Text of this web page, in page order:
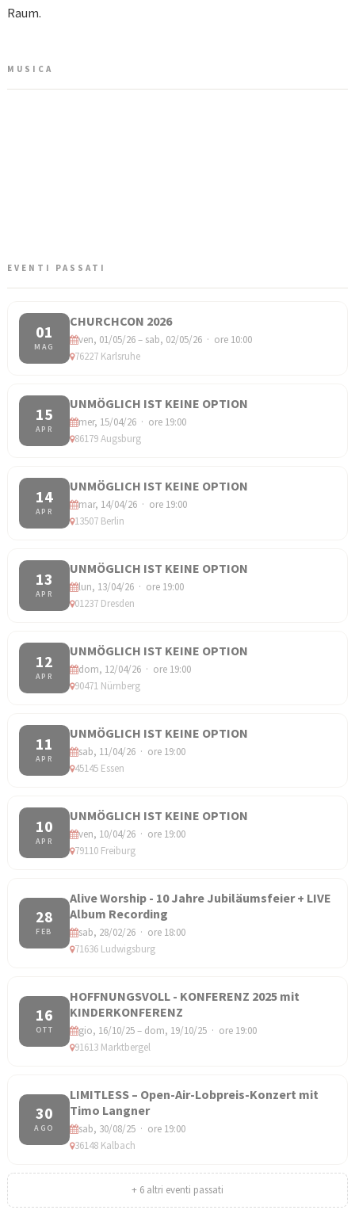
Raum.
MUSICA
EVENTI PASSATI
01
MAG
CHURCHCON 2026
ven, 01/05/26 – sab, 02/05/26 · ore 10:00
76227 Karlsruhe
15
APR
UNMÖGLICH IST KEINE OPTION
mer, 15/04/26 · ore 19:00
86179 Augsburg
14
APR
UNMÖGLICH IST KEINE OPTION
mar, 14/04/26 · ore 19:00
13507 Berlin
13
APR
UNMÖGLICH IST KEINE OPTION
lun, 13/04/26 · ore 19:00
01237 Dresden
12
APR
UNMÖGLICH IST KEINE OPTION
dom, 12/04/26 · ore 19:00
90471 Nürnberg
11
APR
UNMÖGLICH IST KEINE OPTION
sab, 11/04/26 · ore 19:00
45145 Essen
10
APR
UNMÖGLICH IST KEINE OPTION
ven, 10/04/26 · ore 19:00
79110 Freiburg
28
FEB
Alive Worship - 10 Jahre Jubiläumsfeier + LIVE
Album Recording
sab, 28/02/26 · ore 18:00
71636 Ludwigsburg
16
OTT
HOFFNUNGSVOLL - KONFERENZ 2025 mit
KINDERKONFERENZ
gio, 16/10/25 – dom, 19/10/25 · ore 19:00
91613 Marktbergel
30
AGO
LIMITLESS – Open-Air-Lobpreis-Konzert mit
Timo Langner
sab, 30/08/25 · ore 19:00
36148 Kalbach
+ 6 altri eventi passati